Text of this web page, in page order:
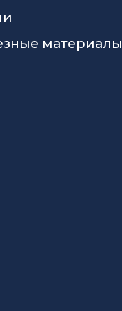
материалы